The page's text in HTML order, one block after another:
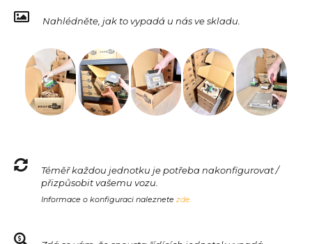
Nahlédněte, jak to vypadá u nás ve skladu.
Téměř každou jednotku je potřeba nakonfigurovat /
přizpůsobit vašemu vozu.
Informace o konfiguraci naleznete zde.